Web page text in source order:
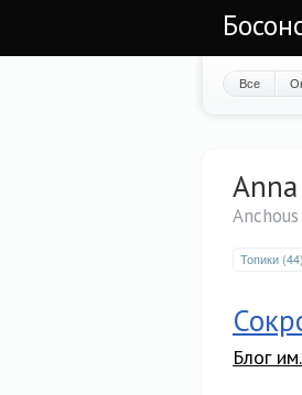
Все
Anna
Anchous
Топики (44)
Блог